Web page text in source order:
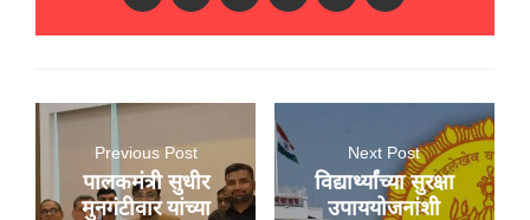
Previous Post
पालकमंत्री सुधीर
मुनगंटीवार यांच्या
Next Post
विद्यार्थ्यांच्या सुरक्षा
उपाययोजनांशी